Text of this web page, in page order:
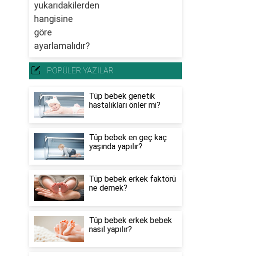
POPÜLER YAZILAR
Tüp bebek genetik
hastalıkları önler mi?
Tüp bebek en geç kaç
yaşında yapılır?
Tüp bebek erkek faktörü
ne demek?
Tüp bebek erkek bebek
nasıl yapılır?